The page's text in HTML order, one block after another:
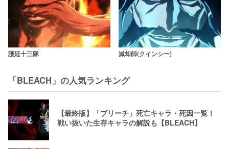
護廷十三隊 滅却師(クインシー)
「BLEACH」の人気ランキング
【最終版】「ブリーチ」死亡キャラ・死因一覧！
戦い抜いた生存キャラの解説も【BLEACH】